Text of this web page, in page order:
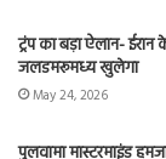
ट्रंप का बड़ा ऐलान-
जलडमरूमध्य खुलेगा
May 24, 2026
पुलवामा मास्टरमाइंड